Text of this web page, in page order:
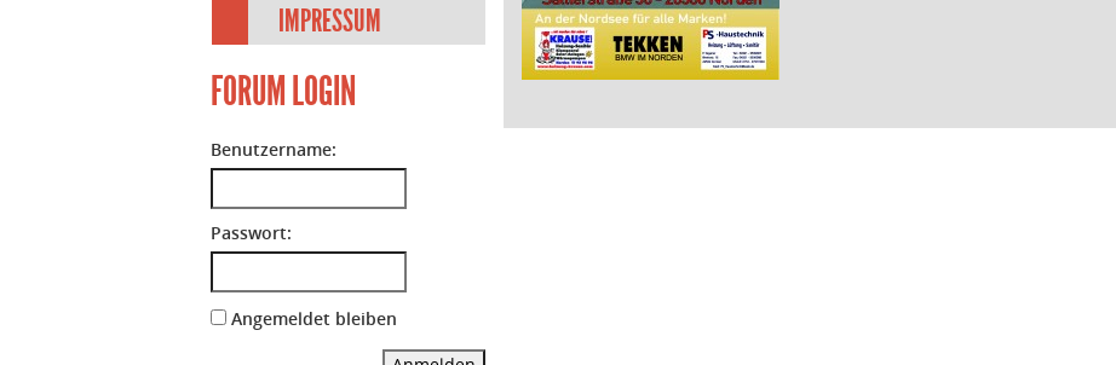
IMPRESSUM
FORUM LOGIN
Benutzername:
Passwort:
Angemeldet bleiben